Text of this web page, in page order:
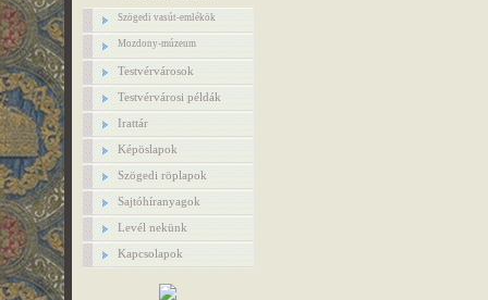
Szögedi vasút-emlékök
Mozdony-múzeum
Testvérvárosok
Testvérvárosi példák
Irattár
Képöslapok
Szögedi röplapok
Sajtóhíranyagok
Levél nekünk
Kapcsolapok